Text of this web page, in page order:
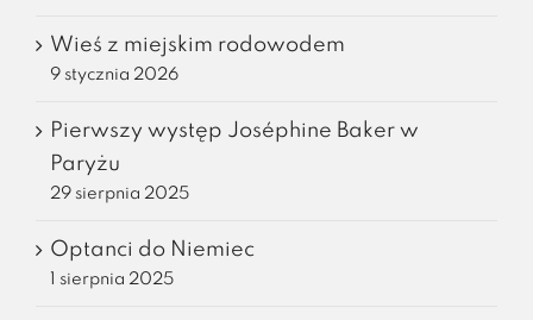
Wieś z miejskim rodowodem
9 stycznia 2026
Pierwszy występ Joséphine Baker w
Paryżu
29 sierpnia 2025
Optanci do Niemiec
1 sierpnia 2025